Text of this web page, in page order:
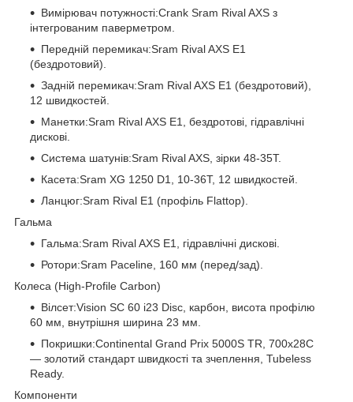
Вимірювач потужності:Crank Sram Rival AXS з
інтегрованим паверметром.
Передній перемикач:Sram Rival AXS E1
(бездротовий).
Задній перемикач:Sram Rival AXS E1 (бездротовий),
12 швидкостей.
Манетки:Sram Rival AXS E1, бездротові, гідравлічні
дискові.
Система шатунів:Sram Rival AXS, зірки 48-35T.
Касета:Sram XG 1250 D1, 10-36T, 12 швидкостей.
Ланцюг:Sram Rival E1 (профіль Flattop).
Гальма
Гальма:Sram Rival AXS E1, гідравлічні дискові.
Ротори:Sram Paceline, 160 мм (перед/зад).
Колеса (High-Profile Carbon)
Вілсет:Vision SC 60 i23 Disc, карбон, висота профілю
60 мм, внутрішня ширина 23 мм.
Покришки:Continental Grand Prix 5000S TR, 700x28C
— золотий стандарт швидкості та зчеплення, Tubeless
Ready.
Компоненти